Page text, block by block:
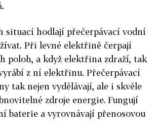
situací hodlají přečerpávací vodní
Při levné elektřině čerpají
poloh, a když elektřina zdraží, tak
z ní elektřinu. Přečerpávací
tak nejen vydělávají, ale i skvěle
zdroje energie. Fungují
baterie a vyrovnávají přenosovou